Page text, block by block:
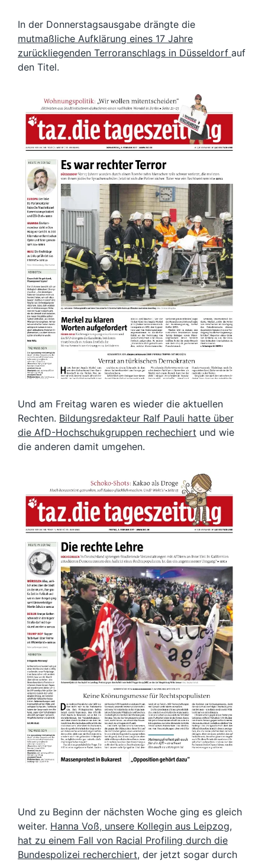
In der Donnerstagsausgabe drängte die
mutmaßliche Aufklärung eines 17 Jahre
zurückliegenden Terroranschlags in Düsseldorf auf
den Titel.
Und am Freitag waren es wieder die aktuellen
Rechten. Bildungsredakteur Ralf Pauli hatte über
die AfD-Hochschukgruppen rechechiert und wie
die anderen damit umgehen.
Und zu Beginn der nächsten Woche ging es gleich
weiter. Hanna Voß, unsere Kollegin aus Leipzog,
hat zu einem Fall von Racial Profiling durch die
Bundespolizei recherchiert, der jetzt sogar durch